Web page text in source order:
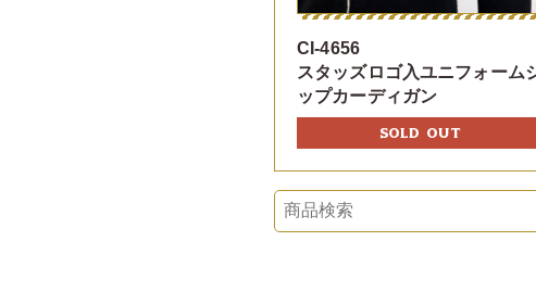
CI-4656
スタッズロゴ入ユニフォーム
ップカーディガン
SOLD OUT